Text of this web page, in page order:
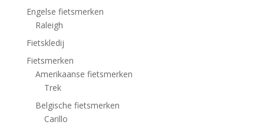
Engelse fietsmerken
Raleigh
Fietskledij
Fietsmerken
Amerikaanse fietsmerken
Trek
Belgische fietsmerken
Carillo